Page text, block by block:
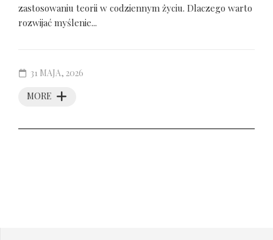
zastosowaniu teorii w codziennym życiu. Dlaczego warto
rozwijać myślenie...
MORE
31 MAJA, 2026